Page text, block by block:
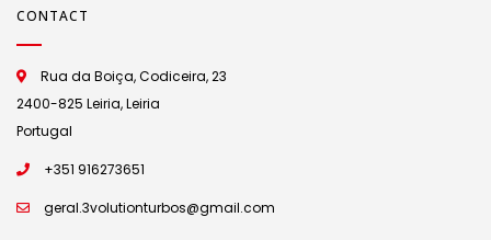
CONTACT
Rua da Boiça, Codiceira, 23
2400-825 Leiria, Leiria
Portugal
+351 916273651
geral.3volutionturbos@gmail.com